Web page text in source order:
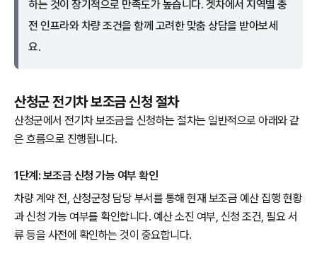
하는 것이 장기적으로 만족도가 높습니다. 겟차에서 지역별 충
전 인프라와 차량 조건을 함께 고려한 맞춤 상담을 받아보세
요.
산청군 전기차 보조금 신청 절차
산청군에서 전기차 보조금을 신청하는 절차는 일반적으로 아래와 같
은 흐름으로 진행됩니다.
1단계: 보조금 신청 가능 여부 확인
차량 계약 전, 산청군청 담당 부서를 통해 현재 보조금 예산 집행 현황
과 신청 가능 여부를 확인합니다. 예산 소진 여부, 신청 조건, 필요 서
류 등을 사전에 확인하는 것이 중요합니다.